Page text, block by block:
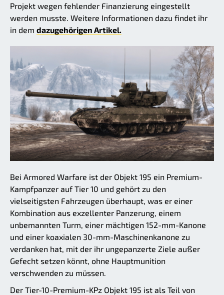
Projekt wegen fehlender Finanzierung eingestellt
werden musste. Weitere Informationen dazu findet ihr
in dem dazugehörigen Artikel.
Bei Armored Warfare ist der Objekt 195 ein Premium-
Kampfpanzer auf Tier 10 und gehört zu den
vielseitigsten Fahrzeugen überhaupt, was er einer
Kombination aus exzellenter Panzerung, einem
unbemannten Turm, einer mächtigen 152-mm-Kanone
und einer koaxialen 30-mm-Maschinenkanone zu
verdanken hat, mit der ihr ungepanzerte Ziele außer
Gefecht setzen könnt, ohne Hauptmunition
verschwenden zu müssen.
Der Tier-10-Premium-KPz Objekt 195 ist als Teil von